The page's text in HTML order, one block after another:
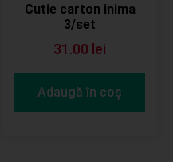
Cutie carton inima
3/set
31.00 lei
Adaugă în coș